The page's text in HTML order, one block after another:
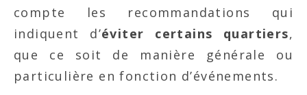
compte les recommandations qui
indiquent d’éviter certains quartiers,
que ce soit de manière générale ou
particulière en fonction d’événements.